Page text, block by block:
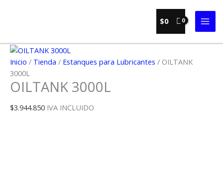
$0
Inicio / Tienda / Estanques para Lubricantes / OILTANK
3000L
OILTANK 3000L
$3.944.850 IVA INCLUIDO